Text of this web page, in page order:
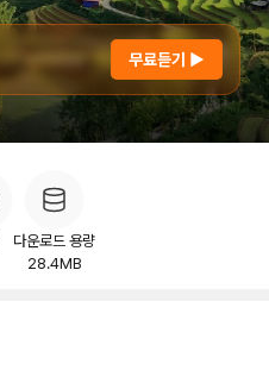
무료듣기 ▶
다운로드 용량
28.4MB